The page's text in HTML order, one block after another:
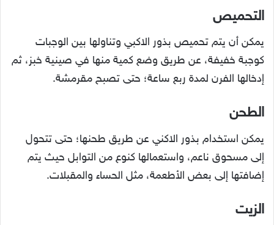
التحميص
يمكن أن يتم تحميص بذور الاكبي وتناولها بين الوجبات
كوجبة خفيفة، عن طريق وضع كمية منها في صينية خبز، ثم
إدخالها الفرن لمدة ربع ساعة؛ حتى تصبح مقرمشة.
الطحن
يمكن استخدام بذور الاكني عن طريق طحنها؛ حتى تتحول
إلى مسحوق ناعم، واستعمالها كنوع من التوابل حيث يتم
إضافتها إلى بعض الأطعمة، مثل الحساء والمقبلات.
الزيت